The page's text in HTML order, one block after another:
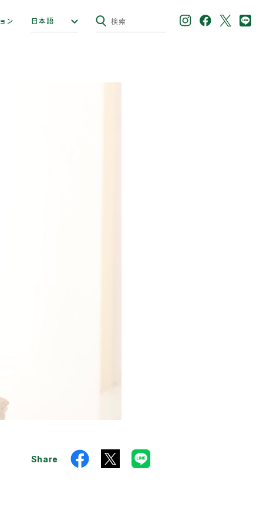
ン 日本語
Share